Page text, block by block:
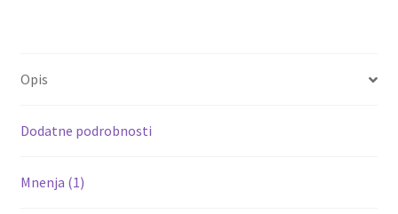
k
Opis
Dodatne podrobnosti
Mnenja (1)